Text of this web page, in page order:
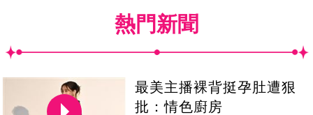
熱門新聞
最美主播裸背挺孕肚遭狠
批：情色廚房